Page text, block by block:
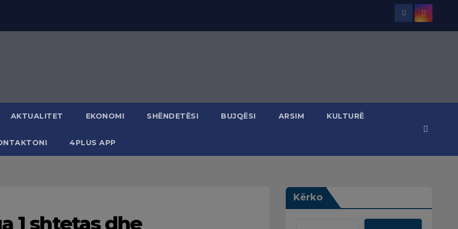
AKTUALITET EKONOMI SHËNDETËSI BUJQËSI ARSIM KULTURË
4PLUS APP
1 shtetas dhe
Kërko